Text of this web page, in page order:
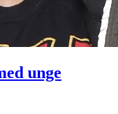
unge